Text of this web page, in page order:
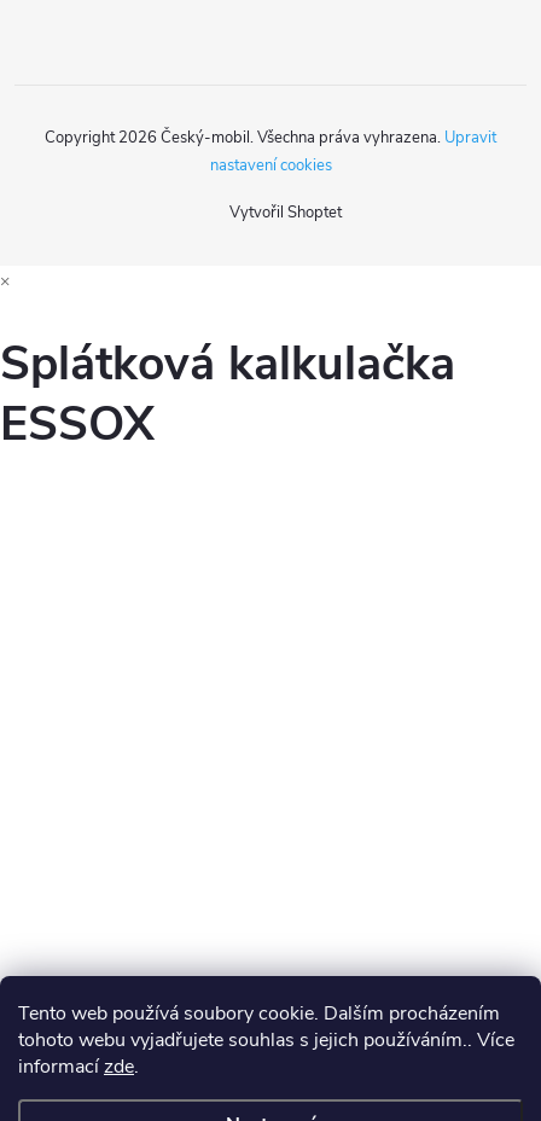
Tento web používá soubory cookie. Dalším procházením
tohoto webu vyjadřujete souhlas s jejich používáním.. Více
informacízde.
Vytvořil Shoptet
Copyright 2026 Český-mobil. Všechna práva vyhrazena. Upravit
nastavení cookies
×
Splátková kalkulačka
ESSOX